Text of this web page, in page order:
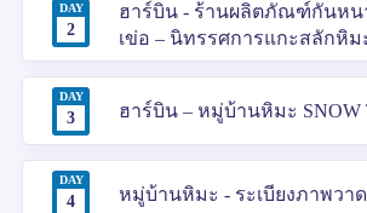
DAY
2
ฮาร์บิน - ร้านผลิตภัณฑ์กันหน
เข่อ – นิทรรศการแกะสลักหิม
DAY
3 ฮาร์บิน – หมู่บ้านหิมะ SNOW
DAY
4 หมู่บ้านหิมะ - ระเบียงภาพวา